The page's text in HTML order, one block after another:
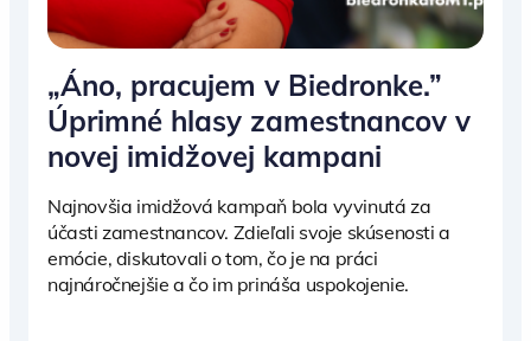
„Áno, pracujem v Biedronke.”
Úprimné hlasy zamestnancov v
novej imidžovej kampani
Najnovšia imidžová kampaň bola vyvinutá za
účasti zamestnancov. Zdieľali svoje skúsenosti a
emócie, diskutovali o tom, čo je na práci
najnáročnejšie a čo im prináša uspokojenie.